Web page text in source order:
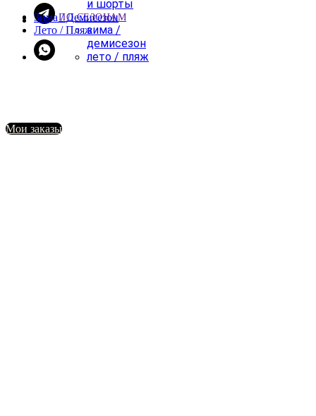
Мои заказы
и шорты
ПО СЕЗОНАМ
зима /
демисезон
лето / пляж
Зима / Демисезон
Лето / Пляж